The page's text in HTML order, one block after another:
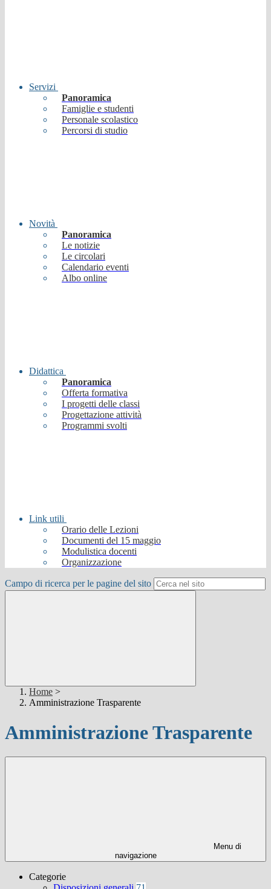
Servizi
Panoramica
Famiglie e studenti
Personale scolastico
Percorsi di studio
Novità
Panoramica
Le notizie
Le circolari
Calendario eventi
Albo online
Didattica
Panoramica
Offerta formativa
I progetti delle classi
Progettazione attività
Programmi svolti
Link utili
Orario delle Lezioni
Documenti del 15 maggio
Modulistica docenti
Organizzazione
Campo di ricerca per le pagine del sito
Home >
Amministrazione Trasparente
Amministrazione Trasparente
Menu di
navigazione
Categorie